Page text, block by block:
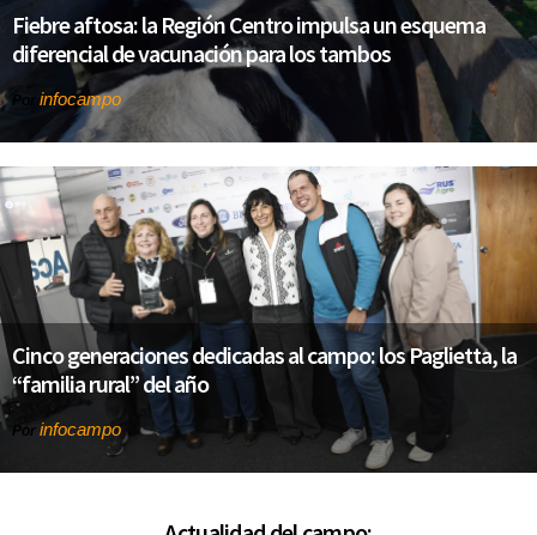
Fiebre aftosa: la Región Centro impulsa un esquema
diferencial de vacunación para los tambos
Por infocampo
Cinco generaciones dedicadas al campo: los Paglietta, la
“familia rural” del año
Por infocampo